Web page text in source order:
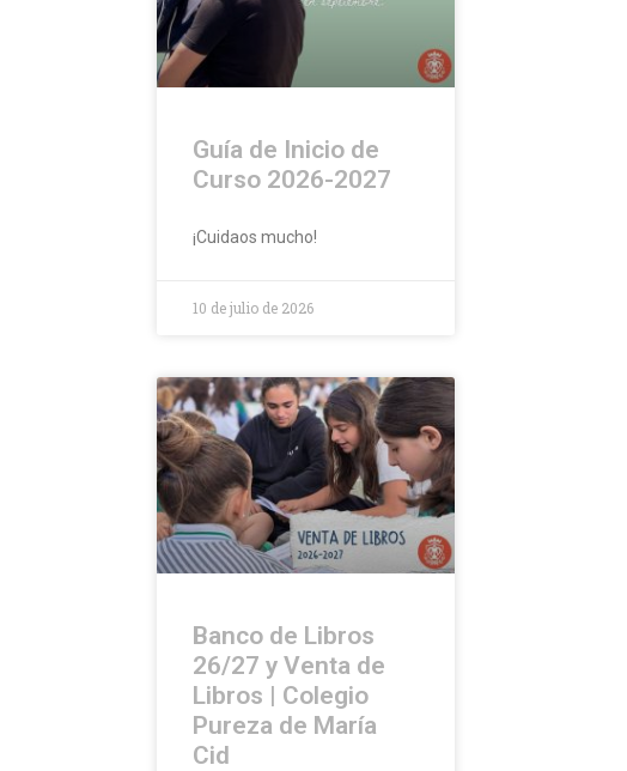
Guía de Inicio de
Curso 2026-2027
¡Cuidaos mucho!
10 de julio de 2026
Banco de Libros
26/27 y Venta de
Libros | Colegio
Pureza de María
Cid